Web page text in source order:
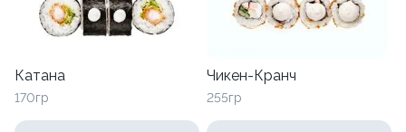
Катана
170гр
Чикен-Кранч
255гр